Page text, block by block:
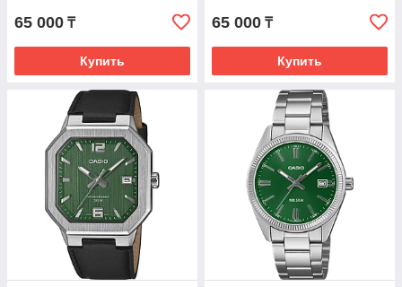
65 000 ₸
Купить
65 000 ₸
Купить